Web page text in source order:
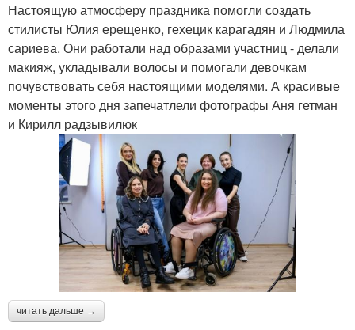
Настоящую атмосферу праздника помогли создать
стилисты Юлия ерещенко, гехецик карагадян и Людмила
сариева. Они работали над образами участниц - делали
макияж, укладывали волосы и помогали девочкам
почувствовать себя настоящими моделями. А красивые
моменты этого дня запечатлели фотографы Аня гетман
и Кирилл радзывилюк
читать дальше →